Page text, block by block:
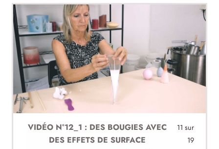
11 sur
19
VIDÉO N°12_1 : DES BOUGIES AVEC
DES EFFETS DE SURFACE